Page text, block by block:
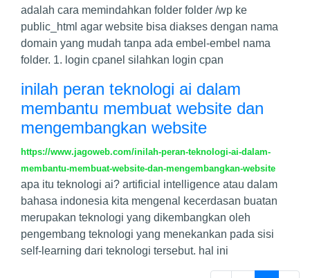
adalah cara memindahkan folder folder /wp ke
public_html agar website bisa diakses dengan nama
domain yang mudah tanpa ada embel-embel nama
folder. 1. login cpanel silahkan login cpan
inilah peran teknologi ai dalam
membantu membuat website dan
mengembangkan website
https://www.jagoweb.com/inilah-peran-teknologi-ai-dalam-
membantu-membuat-website-dan-mengembangkan-website
apa itu teknologi ai? artificial intelligence atau dalam
bahasa indonesia kita mengenal kecerdasan buatan
merupakan teknologi yang dikembangkan oleh
pengembang teknologi yang menekankan pada sisi
self-learning dari teknologi tersebut. hal ini